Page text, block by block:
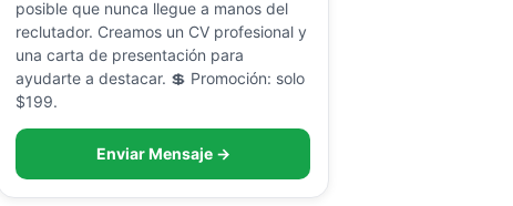
posible que nunca llegue a manos del
reclutador. Creamos un CV profesional y
una carta de presentación para
ayudarte a destacar. 💲 Promoción: solo
$199.
Enviar Mensaje →